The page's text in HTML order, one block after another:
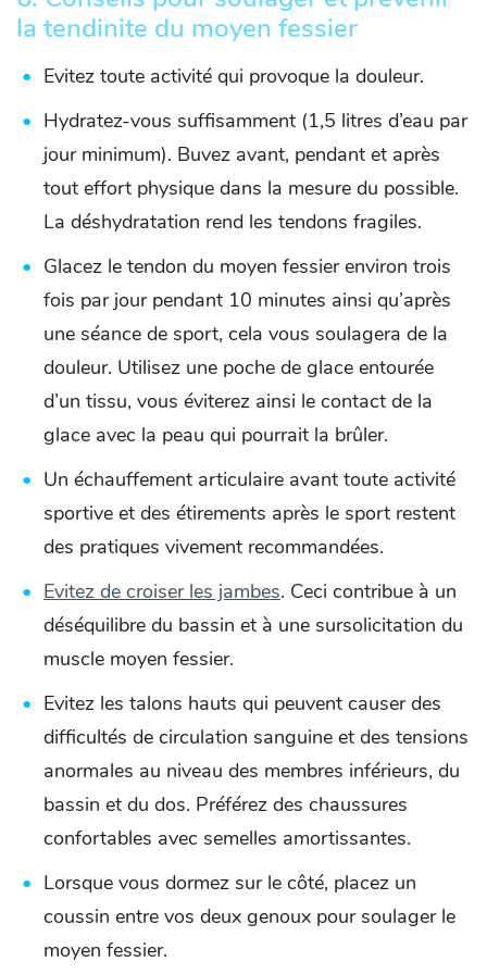
la tendinite du moyen fessier
Evitez toute activité qui provoque la douleur.
Hydratez-vous suffisamment (1,5 litres d’eau par
jour minimum). Buvez avant, pendant et après
tout effort physique dans la mesure du possible.
La déshydratation rend les tendons fragiles.
Glacez le tendon du moyen fessier environ trois
fois par jour pendant 10 minutes ainsi qu’après
une séance de sport, cela vous soulagera de la
douleur. Utilisez une poche de glace entourée
d’un tissu, vous éviterez ainsi le contact de la
glace avec la peau qui pourrait la brûler.
Un échauffement articulaire avant toute activité
sportive et des étirements après le sport restent
des pratiques vivement recommandées.
Evitez de croiser les jambes. Ceci contribue à un
déséquilibre du bassin et à une sursolicitation du
muscle moyen fessier.
Evitez les talons hauts qui peuvent causer des
difficultés de circulation sanguine et des tensions
anormales au niveau des membres inférieurs, du
bassin et du dos. Préférez des chaussures
confortables avec semelles amortissantes.
Lorsque vous dormez sur le côté, placez un
coussin entre vos deux genoux pour soulager le
moyen fessier.